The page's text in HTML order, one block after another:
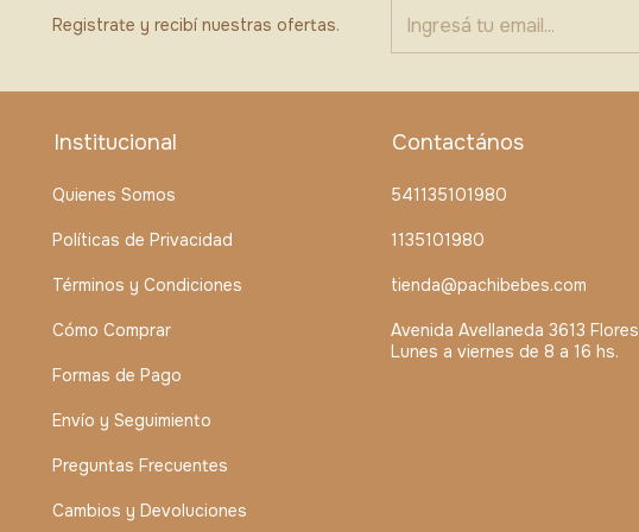
Registrate y recibí nuestras ofertas.
Institucional
Quienes Somos
Políticas de Privacidad
Términos y Condiciones
Cómo Comprar
Formas de Pago
Envío y Seguimiento
Preguntas Frecuentes
Cambios y Devoluciones
Contactános
541135101980
1135101980
tienda@pachibebes.com
Avenida Avellaneda 3613
Lunes a viernes de 8 a 16 hs.